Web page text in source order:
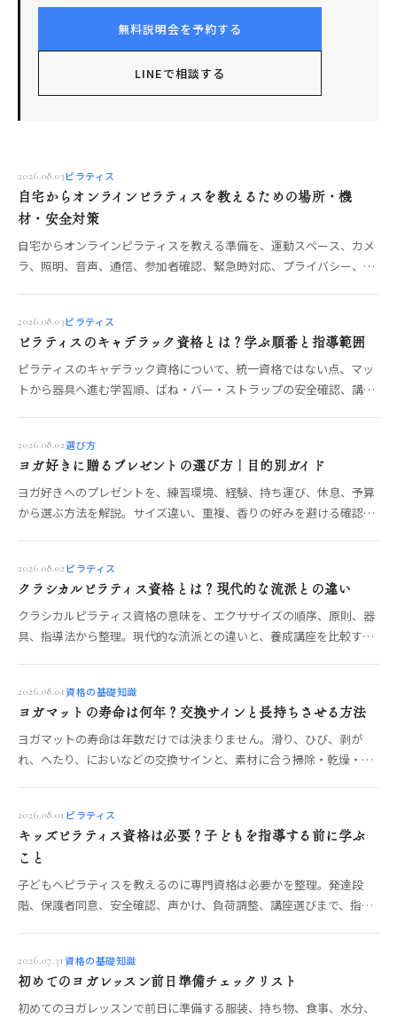
無料説明会を予約する
LINEで相談する
2026.08.03ピラティス
自宅からオンラインピラティスを教えるための場所・機
材・安全対策
自宅からオンラインピラティスを教える準備を、運動スペース、カメ
ラ、照明、音声、通信、参加者確認、緊急時対応、プライバシー、利
2026.08.03ピラティス
ピラティスのキャデラック資格とは？学ぶ順番と指導範囲
ピラティスのキャデラック資格について、統一資格ではない点、マッ
トから器具へ進む学習順、ばね・バー・ストラップの安全確認、講座
2026.08.02選び方
ヨガ好きに贈るプレゼントの選び方｜目的別ガイド
ヨガ好きへのプレゼントを、練習環境、経験、持ち運び、休息、予算
から選ぶ方法を解説。サイズ違い、重複、香りの好みを避ける確認ポ
2026.08.02ピラティス
クラシカルピラティス資格とは？現代的な流派との違い
クラシカルピラティス資格の意味を、エクササイズの順序、原則、器
具、指導法から整理。現代的な流派との違いと、養成講座を比較する
2026.08.01 資格の基礎知識
ヨガマットの寿命は何年？交換サインと長持ちさせる方法
ヨガマットの寿命は年数だけでは決まりません。滑り、ひび、剥が
れ、へたり、においなどの交換サインと、素材に合う掃除・乾燥・保
2026.08.01 ピラティス
キッズピラティス資格は必要？子どもを指導する前に学ぶ
こと
子どもへピラティスを教えるのに専門資格は必要かを整理。発達段
階、保護者同意、安全確認、声かけ、負荷調整、講座選びまで、指導
2026.07.31 資格の基礎知識
初めてのヨガレッスン前日準備チェックリスト
初めてのヨガレッスンで前日に準備する服装、持ち物、食事、水分、